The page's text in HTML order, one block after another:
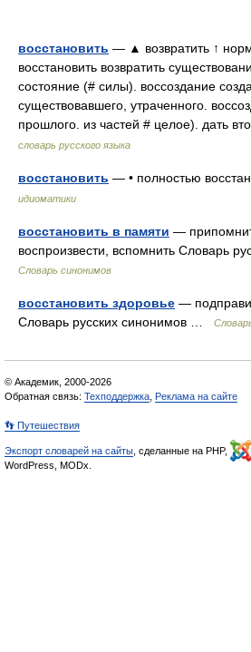
восстановить — ▲ возвратить ↑
восстановить возвратить
состояние (# силы). воссоздание
существовавшего, утраченного.
прошлого. из частей # целое). дать
словарь русского языка
восстановить — • полностью
идиоматики
восстановить в памяти —
воспроизвести, вспомнить Словарь
Словарь синонимов
восстановить здоровье —
Словарь русских синонимов …
© Академик, 2000-2026
Обратная связь: Техподдержка Реклама на сайте
👣 Путешествия
Экспорт словарей на сайты , сделанные на PHP,
WordPress, MODx.